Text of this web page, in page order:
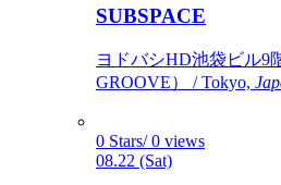
SUBSPACE
ヨドバシHD池袋ビル9
GROOVE） / Tokyo,
0 Stars/ 0 views
08.22 (Sat)